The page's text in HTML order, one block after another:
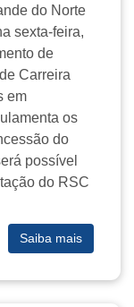
do Norte
sexta-feira,
de
Carreira
em
os
do
possível
do RSC
Saiba mais